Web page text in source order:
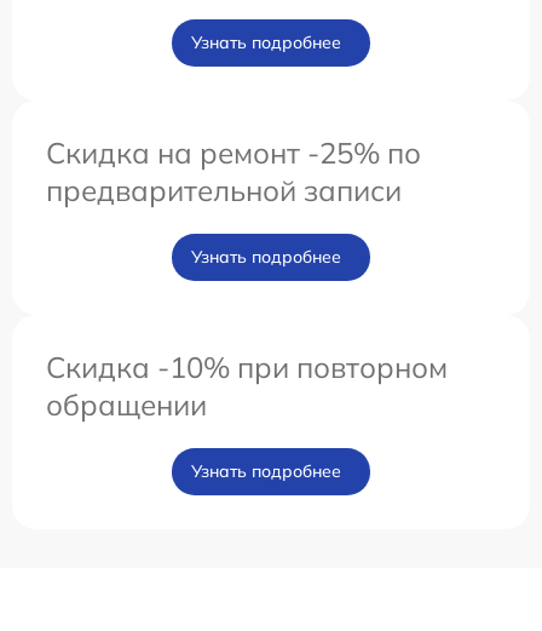
Узнать подробнее
Скидка на ремонт -25% по
предварительной записи
Узнать подробнее
Скидка -10% при повторном
обращении
Узнать подробнее